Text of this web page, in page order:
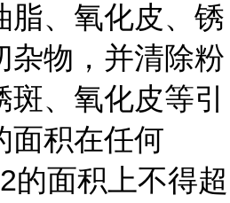
脂、氧化皮、锈
杂物，并清除粉
、氧化皮等引
面积在任何
的面积上不得超